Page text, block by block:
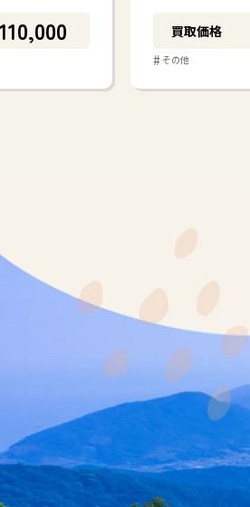
110,000 買取価格
#その他